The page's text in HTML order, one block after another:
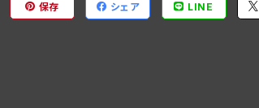
保存 シェア LINE